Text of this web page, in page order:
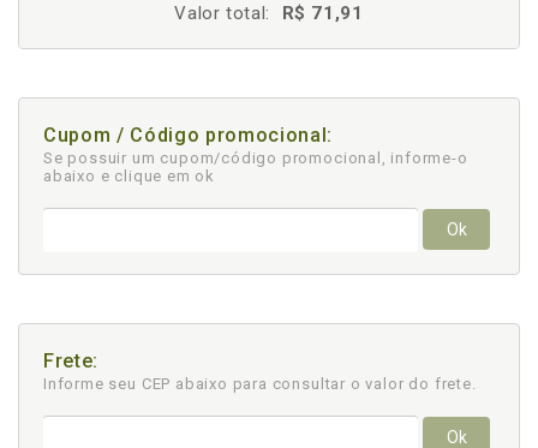
Valor total: R$ 71,91
Cupom / Código promocional:
Se possuir um cupom/código promocional, informe-o
abaixo e clique em ok
Ok
Frete:
Informe seu CEP abaixo para consultar o valor do frete.
Ok